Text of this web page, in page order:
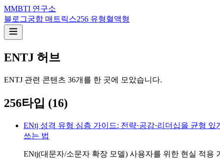
MMBTI 연구소
블로그궁합 매트릭스256 유형혈액형
ENTJ 허브
ENTJ 관련 콘텐츠 36개를 한 곳에 모았습니다.
256타입 (16)
ENtj 성격 유형 심층 가이드: 전략·공감·리더십을 균형 있
쓰는 법
ENtj(대문자/소문자 확장 모델) 사용자를 위한 현실 적용